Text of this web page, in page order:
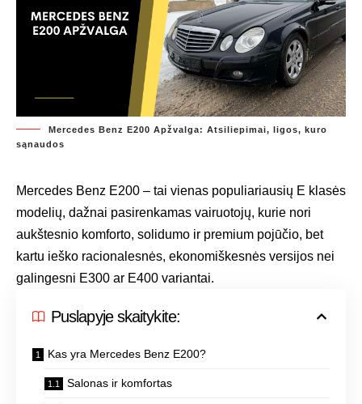
Mercedes Benz E200 Apžvalga: Atsiliepimai, ligos, kuro
sąnaudos
Mercedes Benz E200 – tai vienas populiariausių E klasės
modelių, dažnai pasirenkamas vairuotojų, kurie nori
aukštesnio komforto, solidumo ir premium pojūčio, bet
kartu ieško racionalesnės, ekonomiškesnės versijos nei
galingesni E300 ar E400 variantai.
Puslapyje skaitykite:
Kas yra Mercedes Benz E200?
Salonas ir komfortas